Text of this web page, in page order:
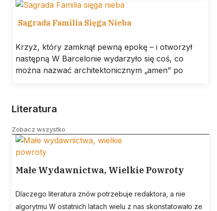
Sagrada Familia Sięga Nieba
Krzyż, który zamknął pewną epokę – i otworzył
następną W Barcelonie wydarzyło się coś, co
można nazwać architektonicznym „amen” po
Literatura
Zobacz wszystko
Małe Wydawnictwa, Wielkie Powroty
Dlaczego literatura znów potrzebuje redaktora, a nie
algorytmu W ostatnich latach wielu z nas skonstatowało ze